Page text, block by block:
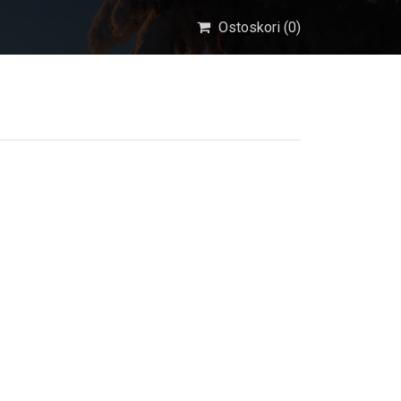
Ostoskori (0)